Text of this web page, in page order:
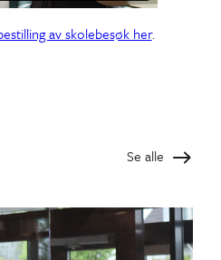
av skolebesøk her.
Se alle